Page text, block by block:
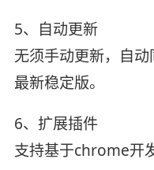
5、自动更新
无须手动更新，自
最新稳定版。
6、扩展插件
支持基于chrome开